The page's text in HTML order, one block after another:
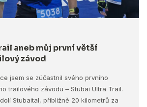
aneb můj první větší
závod
jsem se zúčastnil svého prvního
trailového závodu – Stubai Ultra Trail.
Stubaital, přibližně 20 kilometrů za